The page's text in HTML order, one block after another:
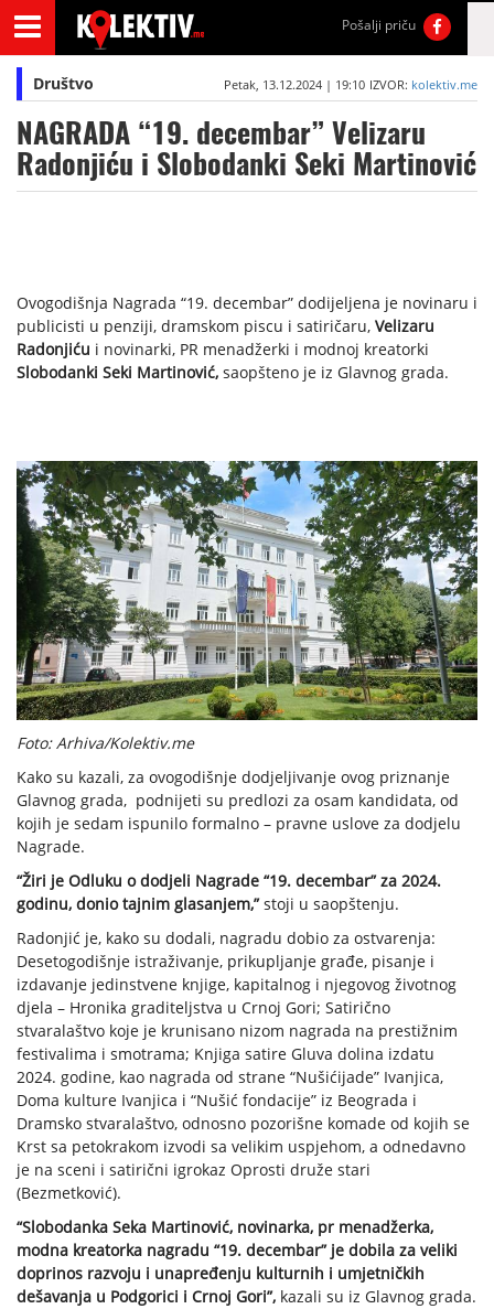
Pošalji priču
Društvo Petak, 13.12.2024 | 19:10 IZVOR: kolektiv.me
NAGRADA “19. decembar” Velizaru
Radonjiću i Slobodanki Seki Martinović
Ovogodišnja Nagrada “19. decembar” dodijeljena je novinaru i
publicisti u penziji, dramskom piscu i satiričaru, Velizaru
Radonjiću i novinarki, PR menadžerki i modnoj kreatorki
Slobodanki Seki Martinović, saopšteno je iz Glavnog grada.
Foto: Arhiva/Kolektiv.me
Kako su kazali, za ovogodišnje dodjeljivanje ovog priznanje
Glavnog grada, podnijeti su predlozi za osam kandidata, od
kojih je sedam ispunilo formalno – pravne uslove za dodjelu
Nagrade.
“Žiri je Odluku o dodjeli Nagrade “19. decembar” za 2024.
godinu, donio tajnim glasanjem,”stoji u saopštenju.
Radonjić je, kako su dodali, nagradu dobio za ostvarenja:
Desetogodišnje istraživanje, prikupljanje građe, pisanje i
izdavanje jedinstvene knjige, kapitalnog i njegovog životnog
djela – Hronika graditeljstva u Crnoj Gori; Satirično
stvaralaštvo koje je krunisano nizom nagrada na prestižnim
festivalima i smotrama; Knjiga satire Gluva dolina izdatu
2024. godine, kao nagrada od strane “Nušićijade” Ivanjica,
Doma kulture Ivanjica i “Nušić fondacije” iz Beograda i
Dramsko stvaralaštvo, odnosno pozorišne komade od kojih se
Krst sa petokrakom izvodi sa velikim uspjehom, a odnedavno
je na sceni i satirični igrokaz Oprosti druže stari
(Bezmetković).
“Slobodanka Seka Martinović, novinarka, pr menadžerka,
modna kreatorka nagradu “19. decembar” je dobila za veliki
doprinos razvoju i unapređenju kulturnih i umjetničkih
dešavanja u Podgorici i Crnoj Gori”, kazali su iz Glavnog grada.